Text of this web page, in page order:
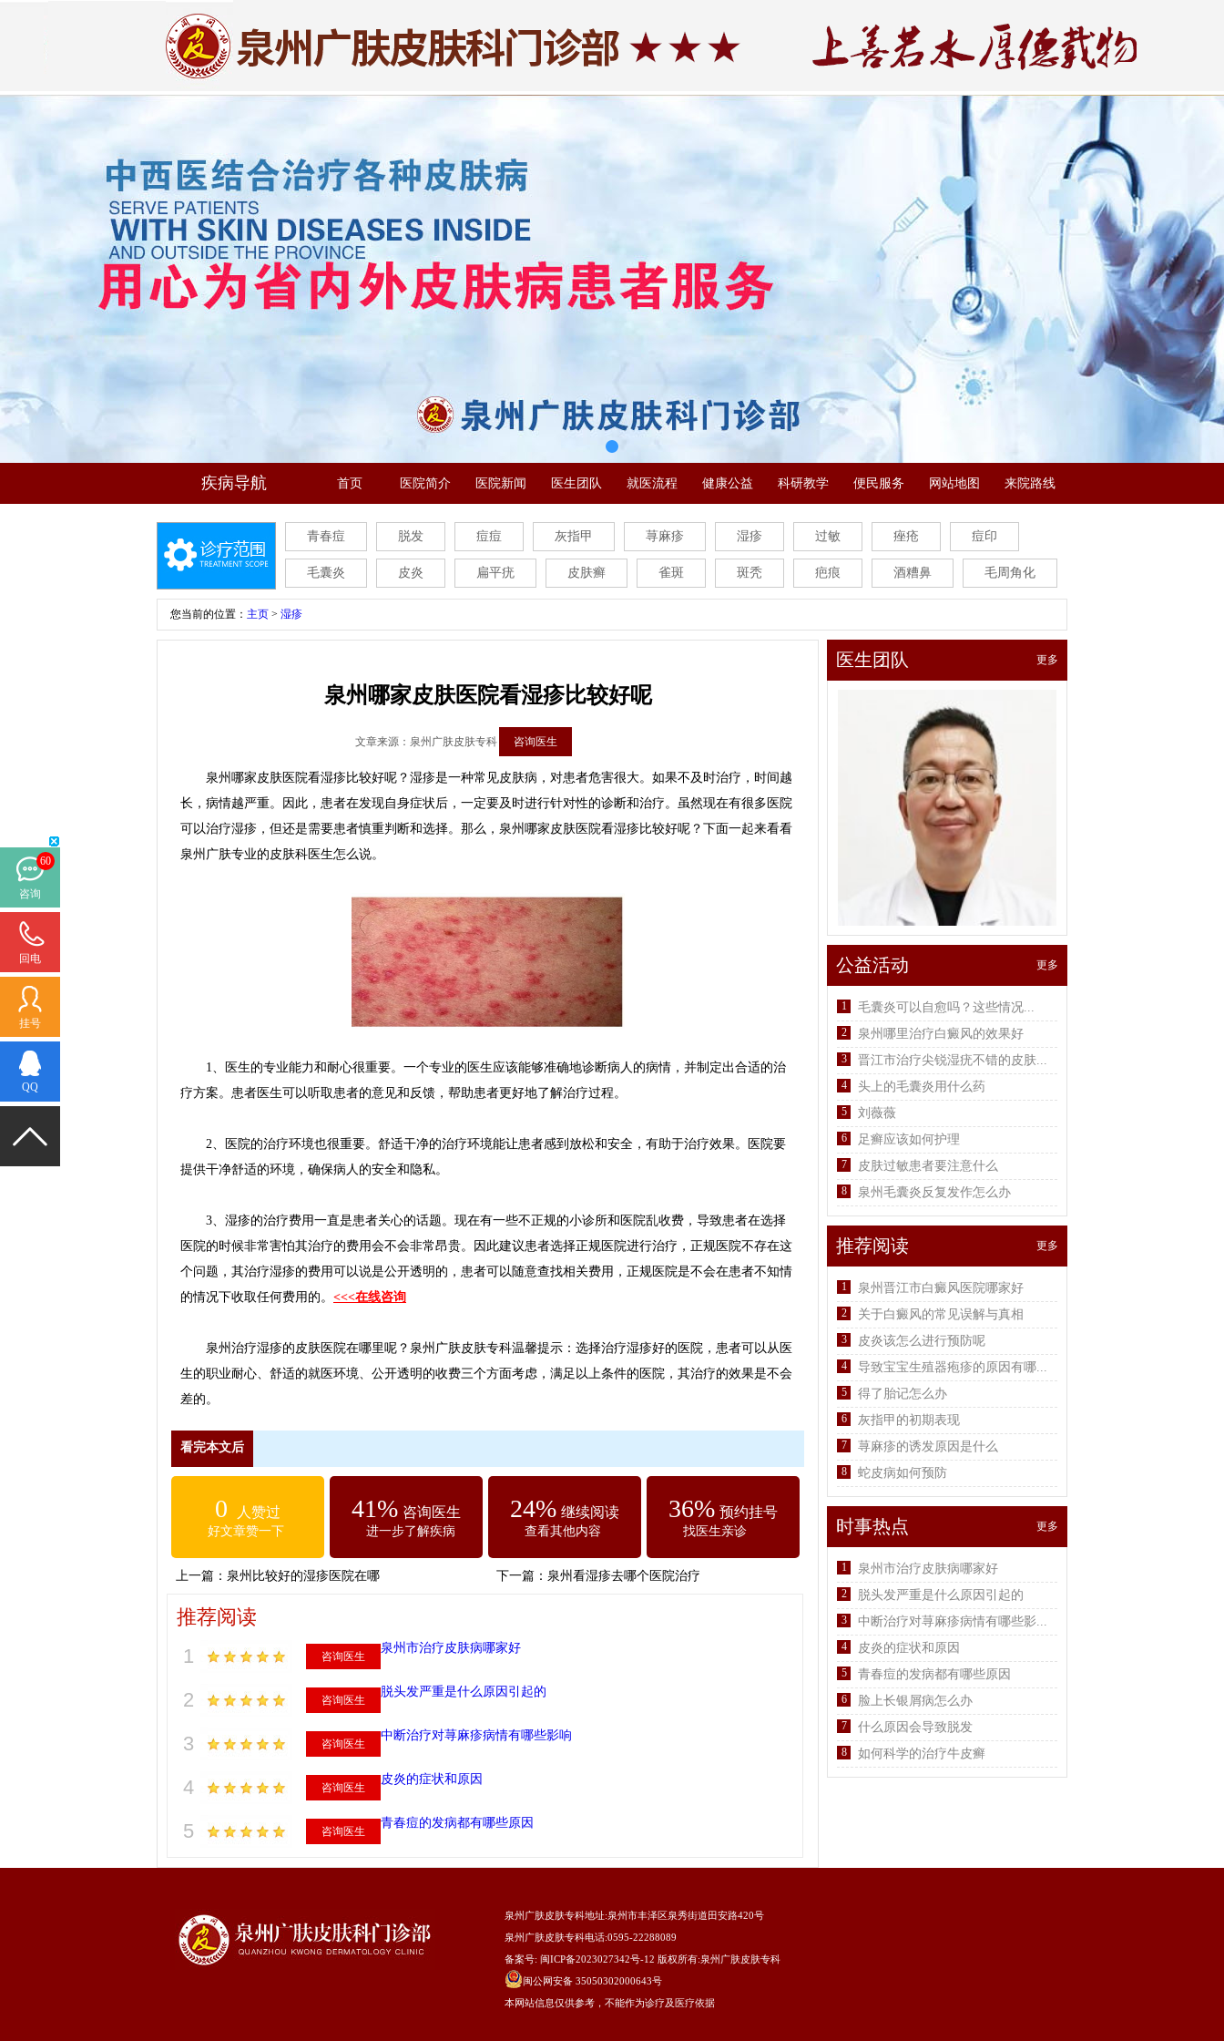
疾病导航 首页 医院简介 医院新闻 医生团队 就医流程 健康公益 科研教学 便民服务 网站地图 来院路线
青春痘 脱发 痘痘 灰指甲 荨麻疹 湿疹 过敏 痤疮 痘印
毛囊炎 皮炎 扁平疣 皮肤癣 雀斑 斑秃 疤痕 酒糟鼻 毛周角化
您当前的位置： 主页 > 湿疹
泉州哪家皮肤医院看湿疹比较好呢
文章来源：泉州广肤皮肤专科 咨询医生
泉州哪家皮肤医院看湿疹比较好呢？湿疹是一种常见皮肤病，对患者危害很大。如果不及时治疗，时间越
长，病情越严重。因此，患者在发现自身症状后，一定要及时进行针对性的诊断和治疗。虽然现在有很多医院
可以治疗湿疹，但还是需要患者慎重判断和选择。那么，泉州哪家皮肤医院看湿疹比较好呢？下面一起来看看
泉州广肤专业的皮肤科医生怎么说。
1、医生的专业能力和耐心很重要。一个专业的医生应该能够准确地诊断病人的病情，并制定出合适的治
疗方案。患者医生可以听取患者的意见和反馈，帮助患者更好地了解治疗过程。
2、医院的治疗环境也很重要。舒适干净的治疗环境能让患者感到放松和安全，有助于治疗效果。医院要
提供干净舒适的环境，确保病人的安全和隐私。
3、湿疹的治疗费用一直是患者关心的话题。现在有一些不正规的小诊所和医院乱收费，导致患者在选择
医院的时候非常害怕其治疗的费用会不会非常昂贵。因此建议患者选择正规医院进行治疗，正规医院不存在这
个问题，其治疗湿疹的费用可以说是公开透明的，患者可以随意查找相关费用，正规医院是不会在患者不知情
的情况下收取任何费用的。 <<<在线咨询
泉州治疗湿疹的皮肤医院在哪里呢？泉州广肤皮肤专科温馨提示：选择治疗湿疹好的医院，患者可以从医
生的职业耐心、舒适的就医环境、公开透明的收费三个方面考虑，满足以上条件的医院，其治疗的效果是不会
差的。
看完本文后
0 人赞过
好文章赞一下
41% 咨询医生
进一步了解疾病
24% 继续阅读
查看其他内容
36% 预约挂号
找医生亲诊
上一篇： 泉州比较好的湿疹医院在哪 下一篇： 泉州看湿疹去哪个医院治疗
推荐阅读
1
泉州市治疗皮肤病哪家好
咨询医生
2 脱头发严重是什么原因引起的
咨询医生
3 中断治疗对荨麻疹病情有哪些影响
咨询医生
4 皮炎的症状和原因
咨询医生
5 青春痘的发病都有哪些原因
咨询医生
医生团队 更多
公益活动 更多
1 毛囊炎可以自愈吗？这些情况...
2 泉州哪里治疗白癜风的效果好
3 晋江市治疗尖锐湿疣不错的皮肤...
4 头上的毛囊炎用什么药
5 刘薇薇
6 足癣应该如何护理
7 皮肤过敏患者要注意什么
8 泉州毛囊炎反复发作怎么办
推荐阅读 更多
1 泉州晋江市白癜风医院哪家好
2 关于白癜风的常见误解与真相
3 皮炎该怎么进行预防呢
4 导致宝宝生殖器疱疹的原因有哪...
5 得了胎记怎么办
6 灰指甲的初期表现
7 荨麻疹的诱发原因是什么
8 蛇皮病如何预防
时事热点 更多
1 泉州市治疗皮肤病哪家好
2 脱头发严重是什么原因引起的
3 中断治疗对荨麻疹病情有哪些影...
4 皮炎的症状和原因
5 青春痘的发病都有哪些原因
6 脸上长银屑病怎么办
7 什么原因会导致脱发
8 如何科学的治疗牛皮癣
泉州广肤皮肤专科地址:泉州市丰泽区泉秀街道田安路420号
泉州广肤皮肤专科电话:0595-22288089
备案号: 闽ICP备2023027342号-12 版权所有:泉州广肤皮肤专科
闽公网安备 35050302000643号
本网站信息仅供参考，不能作为诊疗及医疗依据
60
咨询
回电
挂号
QQ